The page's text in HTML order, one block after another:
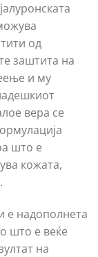
од
заштита на
и му
вера се
што е
кожата,
надополнета
што е веќе
на